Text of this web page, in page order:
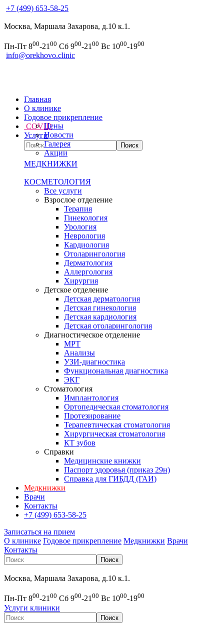
+7 (499) 653-58-25
Москва, Маршала Захарова, д.10 к.1.
Пн-Пт 800-21 00 Сб 900-21 00 Вс 1000-1900
info@orekhovo.clinic
Главная
О клинике
Цены
Новости
Галерея
Акции
Годовое прикрепление
COVID
Услуги
МЕДКНИЖКИ
КОСМЕТОЛОГИЯ
Все услуги
Взрослое отделение
Терапия
Гинекология
Урология
Неврология
Кардиология
Отоларингология
Дерматология
Аллергология
Хирургия
Детское отделение
Детская дерматология
Детская гинекология
Детская кардиология
Детская отоларингология
Диагностическое отделение
МРТ
Анализы
УЗИ-диагностика
Функциональная диагностика
ЭКГ
Стоматология
Имплантология
Ортопедическая стоматология
Протезирование
Терапевтическая стоматология
Хирургическая стоматология
КТ зубов
Справки
Медицинские книжки
Паспорт здоровья (приказ 29н)
Справка для ГИБДД (ГАИ)
Медкнижки
Врачи
Контакты
+7 (499) 653-58-25
Записаться на прием
О клинике Годовое прикрепление Медкнижки Врачи
Контакты
Москва, Маршала Захарова, д.10 к.1.
Пн-Пт 800-2100 Сб 900-2100 Вс 1000-1900
Услуги клиники